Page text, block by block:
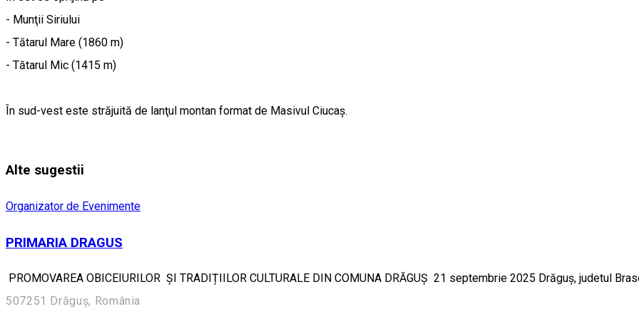
- Munţii Siriului
- Tătarul Mare (1860 m)
- Tătarul Mic (1415 m)
În sud-vest este străjuită de lanţul montan format de Masivul Ciucaş.
Alte sugestii
Organizator de Evenimente
PRIMARIA DRAGUS
PROMOVAREA OBICEIURILOR ȘI TRADIȚIILOR CULTURALE DIN COMUNA DRĂGUȘ 21 septembrie 2025 Drăguș, judetul
507251 Drăguș, România